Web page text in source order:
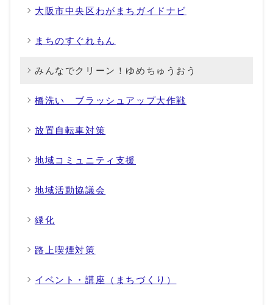
大阪市中央区わがまちガイドナビ
まちのすぐれもん
みんなでクリーン！ゆめちゅうおう
橋洗い ブラッシュアップ大作戦
放置自転車対策
地域コミュニティ支援
地域活動協議会
緑化
路上喫煙対策
イベント・講座（まちづくり）